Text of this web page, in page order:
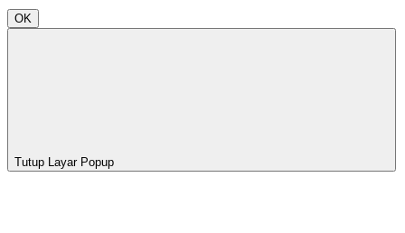
OK
Tutup Layar Popup